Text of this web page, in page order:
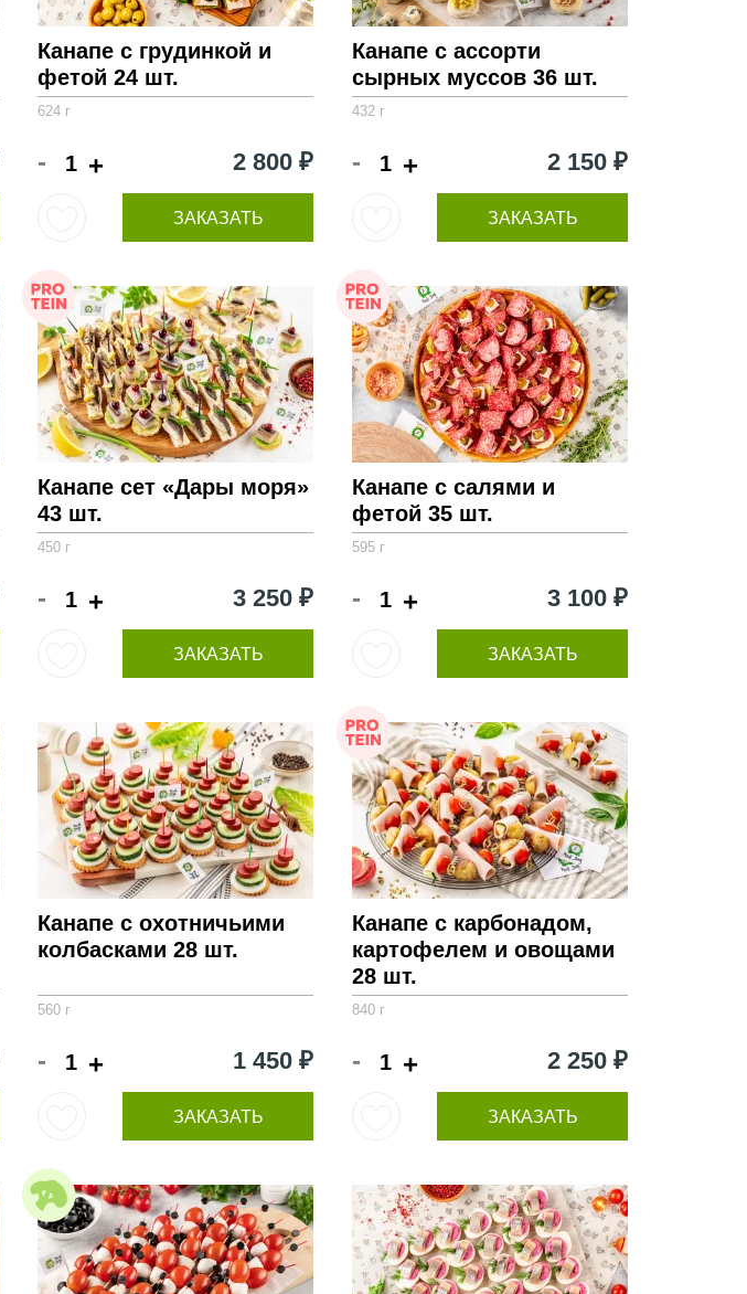
Канапе с грудинкой и
фетой 24 шт.
624 г
- + 2 800 ₽
ЗАКАЗАТЬ
Канапе с ассорти
сырных муссов 36 шт.
432 г
- + 2 150 ₽
ЗАКАЗАТЬ
Канапе сет «Дары моря»
43 шт.
450 г
- + 3 250 ₽
ЗАКАЗАТЬ
Канапе с салями и
фетой 35 шт.
595 г
- + 3 100 ₽
ЗАКАЗАТЬ
Канапе с охотничьими
колбасками 28 шт.
560 г
- + 1 450 ₽
ЗАКАЗАТЬ
Канапе с карбонадом,
картофелем и овощами
28 шт.
840 г
- + 2 250 ₽
ЗАКАЗАТЬ